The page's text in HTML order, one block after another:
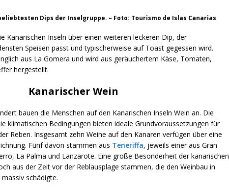
Dips der Inselgruppe. – Foto: Tourismo de Islas Canarias
Kanarischen Inseln über einen weiteren leckeren Dip, der
Speisen passt und typischerweise auf Toast gegessen wird.
aus La Gomera und wird aus geräuchertem Käse, Tomaten,
hergestellt.
Kanarischer Wein
bauen die Menschen auf den Kanarischen Inseln Wein an. Die
klimatischen Bedingungen bieten ideale Grundvoraussetzungen für
Reben. Insgesamt zehn Weine auf den Kanaren verfügen über eine
Fünf davon stammen aus Teneriffa, jeweils einer aus Gran
La Palma und Lanzarote. Eine große Besonderheit der kanarischen
aus der Zeit vor der Reblausplage stammen, die den Weinbau in
schädigte.